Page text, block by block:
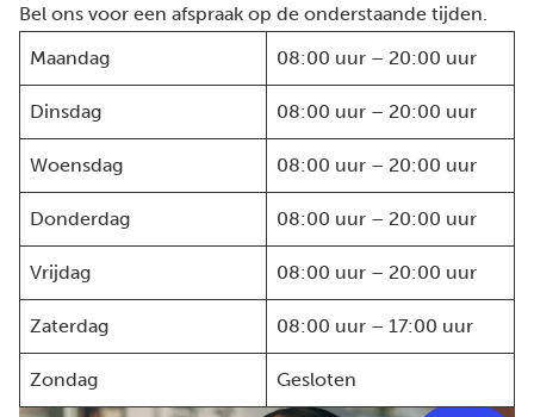
Bel ons voor een afspraak op de onderstaande tijden.
Maandag
08:00 uur – 20:00 uur
Dinsdag 08:00 uur – 20:00 uur
Woensdag 08:00 uur – 20:00 uur
Donderdag 08:00 uur – 20:00 uur
Vrijdag 08:00 uur – 20:00 uur
Zaterdag 08:00 uur – 17:00 uur
Zondag Gesloten